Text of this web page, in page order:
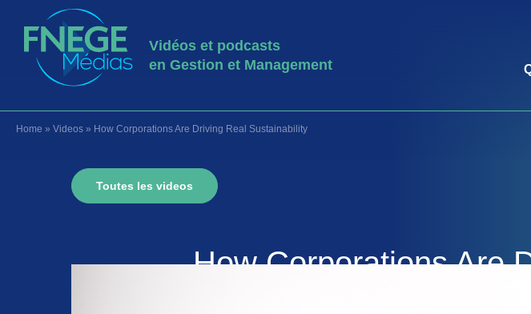
Vidéos et podcasts
en Gestion et Management
Home » Videos » How Corporations Are Driving Real Sustainability
Toutes les videos
How Corporations Are